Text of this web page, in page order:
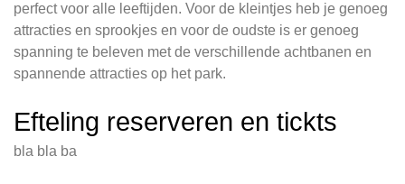
perfect voor alle leeftijden. Voor de kleintjes heb je genoeg
attracties en sprookjes en voor de oudste is er genoeg
spanning te beleven met de verschillende achtbanen en
spannende attracties op het park.
Efteling reserveren en tickts
bla bla ba